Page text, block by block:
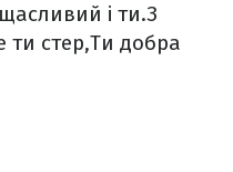
і ти.З
ти стер,Ти добра